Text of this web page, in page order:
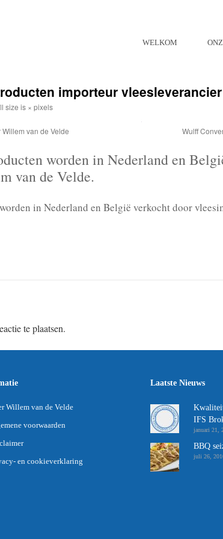
WELKOM
importeur
size is × pixels
van de Velde Wulff
worden in Nederland en
van de Velde.
in Nederland en België verkocht door
te plaatsen.
Willem van de Velde
voorwaarden
en cookieverklaring
Laatste Nieuws
IFS
januari 21,
BBQ
juli 26,